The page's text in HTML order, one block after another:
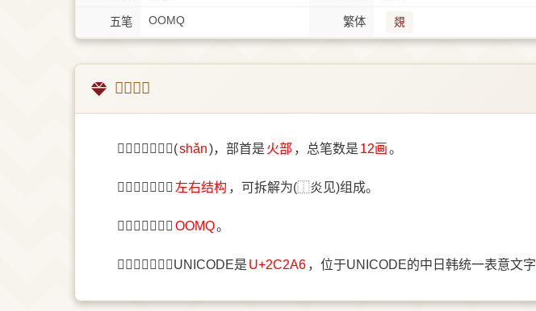
五笔 OOMQ 繁体 覢
𬊦字概述
〔𬊦〕字拼音是(shǎn)，部首是 ⽕部 ，总笔数是 12画。
〔𬊦〕字结构是 左右结构 ，可拆解为(⿰炎见)组成。
〔𬊦〕字五笔是 OOMQ。
〔𬊦〕字统一码UNICODE是 U+2C2A6 ，位于UNICODE的中日韩统一表意文字